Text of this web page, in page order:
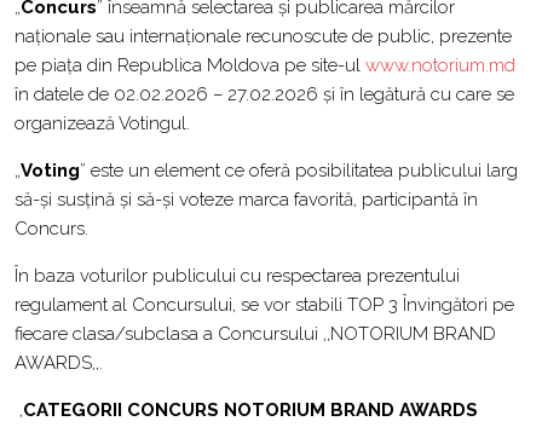
„Concurs” înseamnă selectarea și publicarea mărcilor
naționale sau internaționale recunoscute de public, prezente
pe piața din Republica Moldova pe site-ul www.notorium.md
în datele de 02.02.2026 – 27.02.2026 și în legătură cu care se
organizează Votingul.
„Voting” este un element ce oferă posibilitatea publicului larg
să-și susțină și să-și voteze marca favorită, participantă în
Concurs.
În baza voturilor publicului cu respectarea prezentului
regulament al Concursului, se vor stabili TOP 3 Învingători pe
fiecare clasa/subclasa a Concursului ,,NOTORIUM BRAND
AWARDS,,.
,CATEGORII CONCURS NOTORIUM BRAND AWARDS